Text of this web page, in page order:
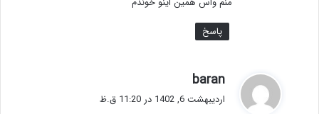
پاسخ
baran
اردیبهشت 6, 1402 در 11:20 ق.ظ